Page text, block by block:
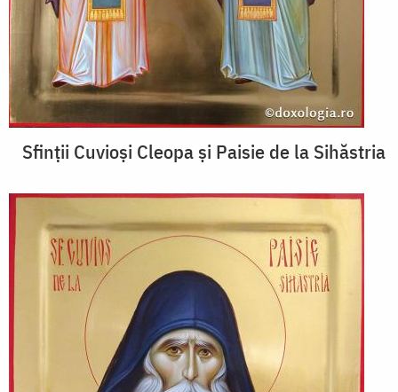
Sfinții Cuvioși Cleopa și Paisie de la Sihăstria